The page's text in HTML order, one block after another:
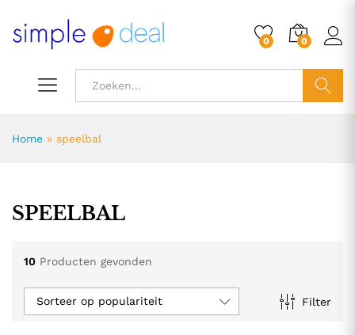
0 0
Home » speelbal
SPEELBAL
10 Producten gevonden
Filter
Sorteer op populariteit